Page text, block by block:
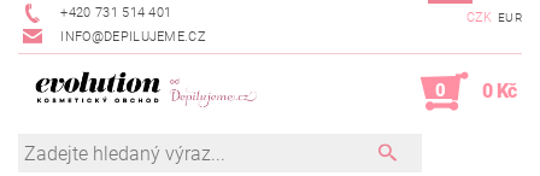
+420 731 514 401
INFO@DEPILUJEME.CZ
CZK EUR
0 0 Kč